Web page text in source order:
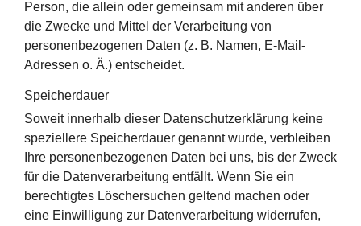
Person, die allein oder gemeinsam mit anderen über
die Zwecke und Mittel der Verarbeitung von
personenbezogenen Daten (z. B. Namen, E-Mail-
Adressen o. Ä.) entscheidet.
Speicherdauer
Soweit innerhalb dieser Datenschutzerklärung keine
speziellere Speicherdauer genannt wurde, verbleiben
Ihre personenbezogenen Daten bei uns, bis der Zweck
für die Datenverarbeitung entfällt. Wenn Sie ein
berechtigtes Löschersuchen geltend machen oder
eine Einwilligung zur Datenverarbeitung widerrufen,